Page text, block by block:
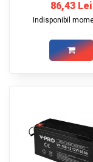
86,43 Lei
Indisponibil